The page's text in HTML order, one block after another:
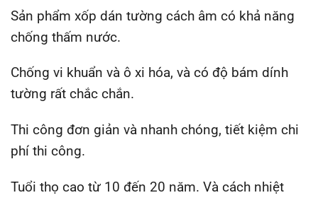
Sản phẩm xốp dán tường cách âm có khả năng
chống thấm nước.
Chống vi khuẩn và ô xi hóa, và có độ bám dính
tường rất chắc chắn.
Thi công đơn giản và nhanh chóng, tiết kiệm chi
phí thi công.
Tuổi thọ cao từ 10 đến 20 năm. Và cách nhiệt